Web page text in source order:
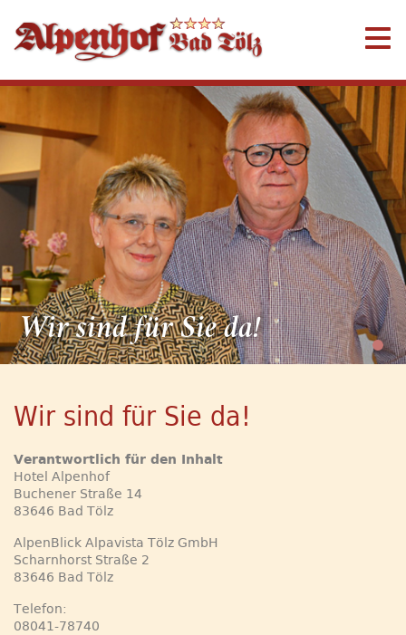
Wir sind für Sie da!
Wir sind für Sie da!
Verantwortlich für den Inhalt
Hotel Alpenhof
Buchener Straße 14
83646 Bad Tölz
AlpenBlick Alpavista Tölz GmbH
Scharnhorst Straße 2
83646 Bad Tölz
Telefon:
08041-78740